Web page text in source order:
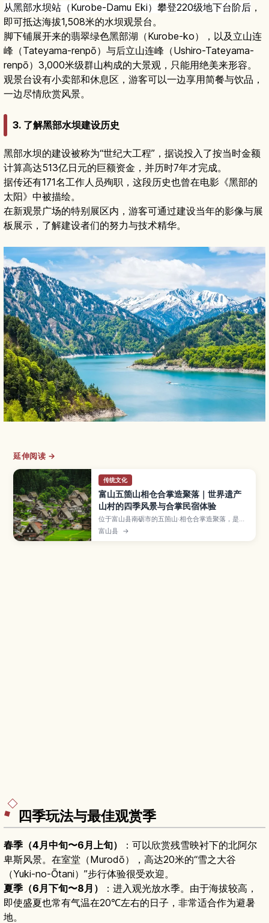
从黑部水坝站（Kurobe-Damu Eki）攀登220级地下台阶后 ，
即可抵达海拔1,508米的水坝观景台。
脚下铺展开来的翡翠绿色黑部湖（Kurobe-ko），以及立山连
峰（Tateyama-renpō）与后立山连峰（Ushiro-Tateyama-
renpō）3,000米级群山构成的大景观，只能用绝美来形容。
观景台设有小卖部和休息区，游客可以一边享用简餐与饮品，
一边尽情欣赏风景。
3. 了解黑部水坝建设历史
黑部水坝的建设被称为“世纪大工程”，据说投入了按当时金额
计算高达513亿日元的巨额资金，并历时7年才完成。
据传还有171名工作人员殉职，这段历史也曾在电影《黑部的
太阳》中被描绘。
在新观景广场的特别展区内，游客可通过建设当年的影像与展
板展示，了解建设者们的努力与技术精华。
延伸阅读 →
传统文化
富山五箇山相仓合掌造聚落｜世界遗产
山村的四季风景与合掌民宿体验
位于富山县南砺市的五箇山·相仓合掌造聚落，是列
入世界遗产的传统山村，保留着茅草屋顶的合掌造
民居和古老的乡村风景。本文将介绍村内散步路线
富山县 →
四季玩法与最佳观赏季
春季（4月中旬〜6月上旬）
：可以欣赏残雪映衬下的北阿尔
卑斯风景。在室堂（Murodō），高达20米的“雪之大谷
（Yuki-no-Ōtani）”步行体验很受欢迎。
夏季（6月下旬〜8月）
：进入观光放水季。由于海拔较高，
即使盛夏也常有气温在20℃左右的日子，非常适合作为避暑
地。